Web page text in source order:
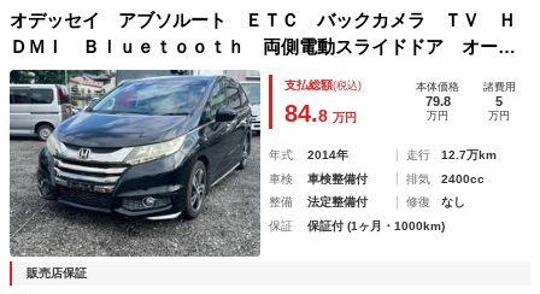
オデッセイ アブソルート ＥＴＣ バックカメラ ＴＶ Ｈ
ＤＭＩ Ｂｌｕｅｔｏｏｔｈ 両側電動スライドドア オート
クルーズコントロール 衝突被害軽減システム オートライ
ト ＬＥＤヘッドランプ 電動格納ミラー ３列シート
支払総額(税込)
84.8 万円
本体価格
79.8
万円
諸費用
5
万円
年式 2014年 走行
12.7万km
車検
車検整備付 排気
2400cc
整備
法定整備付 修復
なし
保証
保証付 (1ヶ月・1000km)
販売店保証